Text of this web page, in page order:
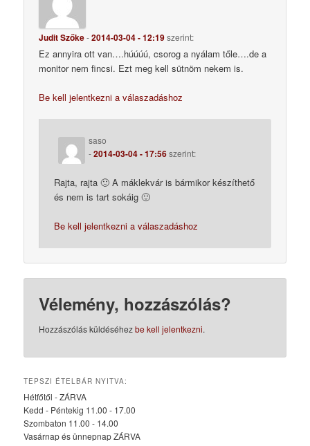
Judit Szőke-2014-03-04 - 12:19szerint:
Ez annyira ott van….húúúú, csorog a nyálam tőle….de a
monitor nem fincsi. Ezt meg kell sütnöm nekem is.
Be kell jelentkezni a válaszadáshoz
saso
-2014-03-04 - 17:56szerint:
Rajta, rajta 🙂 A máklekvár is bármikor készíthető
és nem is tart sokáig 🙂
Be kell jelentkezni a válaszadáshoz
Vélemény, hozzászólás?
Hozzászólás küldéséhezbe kell jelentkezni.
TEPSZI ÉTELBÁR NYITVA:
Hétfőtől - ZÁRVA
Kedd - Péntekig 11.00 - 17.00
Szombaton 11.00 - 14.00
Vasárnap és ünnepnap ZÁRVA